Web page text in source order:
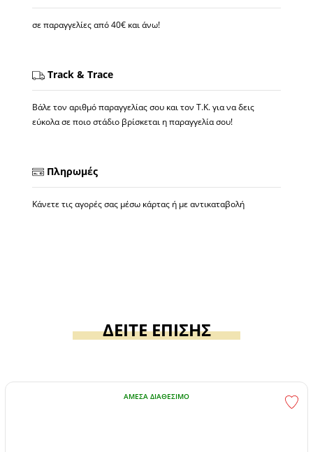
σε παραγγελίες από 40€ και άνω!
Track & Trace
Βάλε τον αριθμό παραγγελίας σου και τον Τ.Κ. για να δεις
εύκολα σε ποιο στάδιο βρίσκεται η παραγγελία σου!
Πληρωμές
Κάνετε τις αγορές σας μέσω κάρτας ή με αντικαταβολή
ΔΕΙΤΕ ΕΠΙΣΗΣ
ΆΜΕΣΑ ΔΙΑΘΈΣΙΜΟ